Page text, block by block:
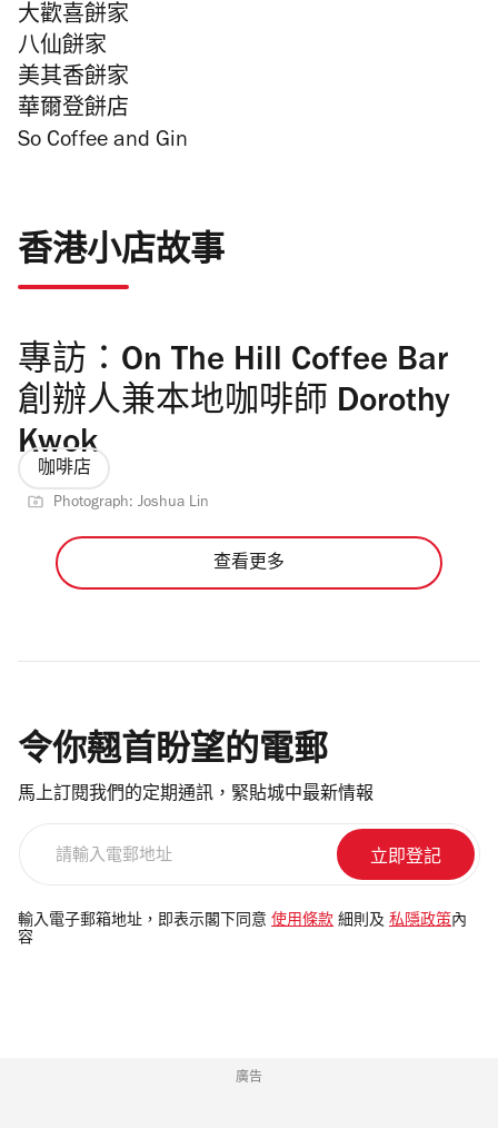
大歡喜餅家
八仙餅家
美其香餅家
華爾登餅店
So Coffee and Gin
香港小店故事
專訪：On The Hill Coffee Bar
創辦人兼本地咖啡師 Dorothy
Kwok
咖啡店
Photograph: Joshua Lin
查看更多
令你翹首盼望的電郵
馬上訂閱我們的定期通訊，緊貼城中最新情報
電
郵
輸入電子郵箱地址，即表示閣下同意 使用條款 細則及 私隱政策內
容
廣告